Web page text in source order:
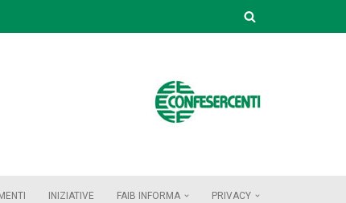
INIZIATIVE FAIB INFORMA PRIVACY